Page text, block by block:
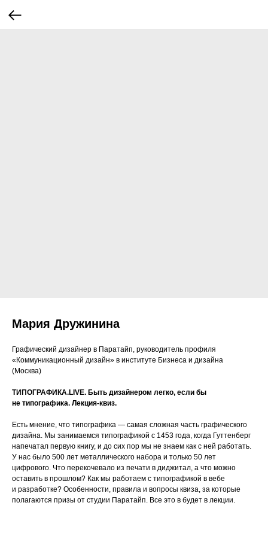
Мария Дружинина
Графический дизайнер в Паратайп, руководитель профиля
«Коммуникационный дизайн» в институте Бизнеса и дизайна
(Москва)
ТИПОГРАФИКА.LIVE. Быть дизайнером легко, если бы
не типографика. Лекция-квиз.
Есть мнение, что типографика — самая сложная часть графического
дизайна. Мы занимаемся типографикой с 1453 года, когда Гуттенберг
напечатал первую книгу, и до сих пор мы не знаем как с ней работать.
У нас было 500 лет металлического набора и только 50 лет
цифрового. Что перекочевало из печати в диджитал, а что можно
оставить в прошлом? Как мы работаем с типографикой в вебе
и разработке? Особенности, правила и вопросы квиза, за которые
полагаются призы от студии Паратайп. Все это в будет в лекции.